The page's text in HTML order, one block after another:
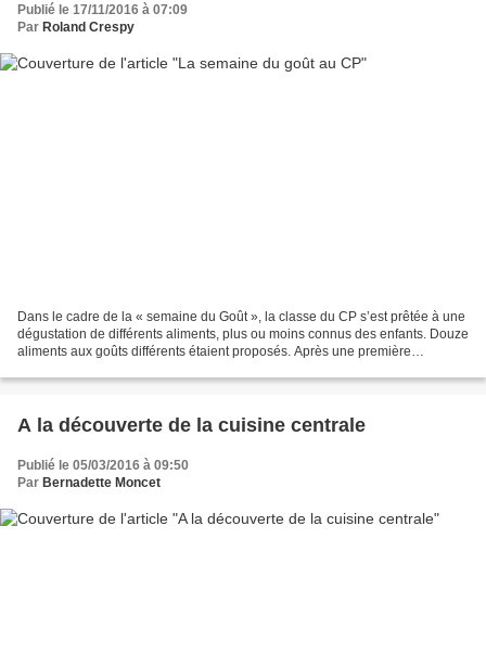
Publié le 17/11/2016 à 07:09
Par Roland Crespy
Dans le cadre de la « semaine du Goût », la classe du CP s’est prêtée à une
dégustation de différents aliments, plus ou moins connus des enfants. Douze
aliments aux goûts différents étaient proposés. Après une première
A la découverte de la cuisine centrale
Publié le 05/03/2016 à 09:50
Par Bernadette Moncet